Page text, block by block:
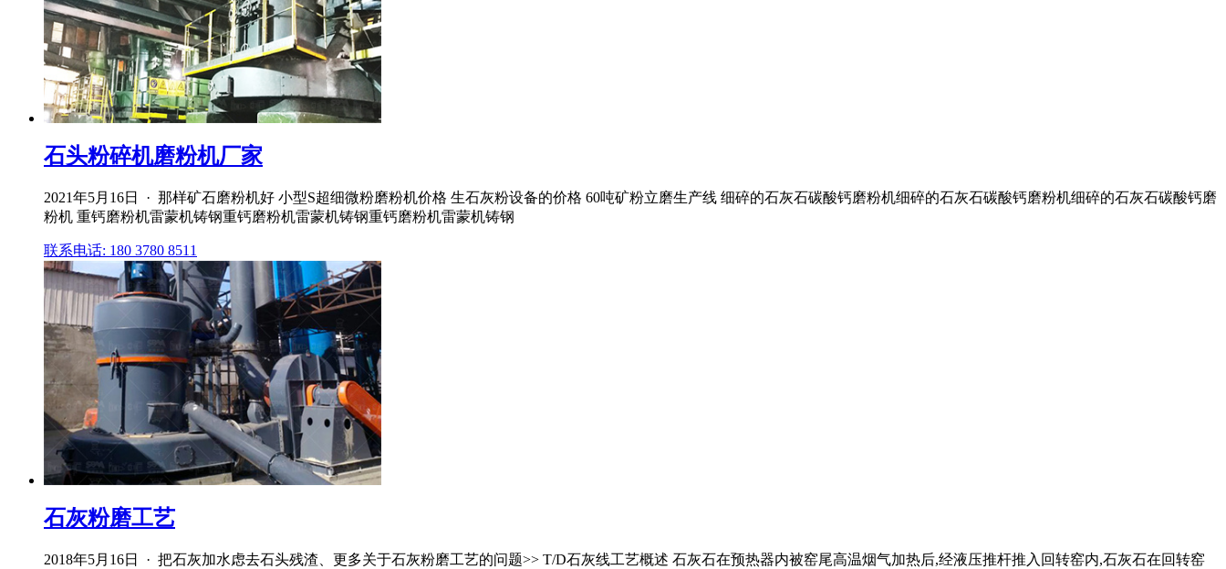
石头粉碎机磨粉机厂家
2021年5月16日 · 那样矿石磨粉机好 小型S超细微粉磨粉机价格 生石灰粉设备的价格 60吨矿粉立磨生产线 细碎的石灰石碳酸钙磨粉机细碎的石灰石碳酸钙磨粉机细碎的石灰石碳酸钙磨
粉机 重钙磨粉机雷蒙机铸钢重钙磨粉机雷蒙机铸钢重钙磨粉机雷蒙机铸钢
联系电话: 180 3780 8511
石灰粉磨工艺
2018年5月16日 · 把石灰加水虑去石头残渣、更多关于石灰粉磨工艺的问题>> T/D石灰线工艺概述 石灰石在预热器内被窑尾高温烟气加热后,经液压推杆推入回转窑内,石灰石在回转窑